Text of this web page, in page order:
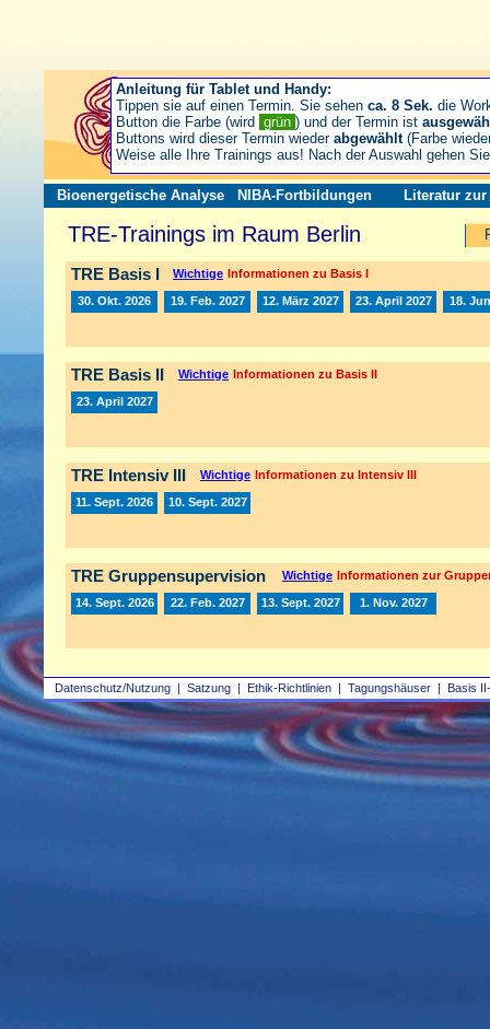
Datenschutz/Nutzung | Satzung | Ethik-Richtlinien | Tagungshäuser | Basis
Bioenergetische Analyse NIBA-Fortbildungen Literatur zur
TRE-Trainings im Raum Berlin
TRE Basis I Wichtige Informationen zu Basis I
30. Okt. 2026 19. Feb. 2027 12. März 2027 23. April 2027 18.
TRE Basis II Wichtige Informationen zu Basis II
23. April 2027
TRE Intensiv III Wichtige Informationen zu Intensiv III
11. Sept. 2026 10. Sept. 2027
TRE Gruppensupervision Wichtige Informationen zur
14. Sept. 2026 22. Feb. 2027 13. Sept. 2027 1. Nov. 2027
Anleitung für Tablet und Handy:
Tippen sie auf einen Termin. Sie sehen ca. 8 Sek. die
Button die Farbe (wird grün ) und der Termin ist
Buttons wird dieser Termin wieder abgewählt(Farbe
Weise alle Ihre Trainings aus! Nach der Auswahl gehen